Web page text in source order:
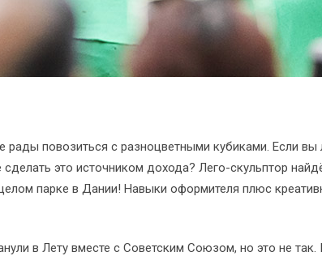
повозиться с разноцветными кубиками. Если вы
это источником дохода? Лего-скульптор
парке в Дании! Навыки оформителя плюс
в Лету вместе с Советским Союзом, но это не